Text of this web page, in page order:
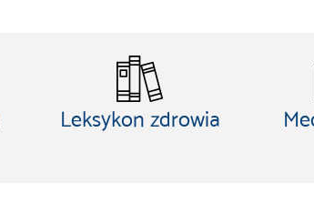
Leksykon zdrowia